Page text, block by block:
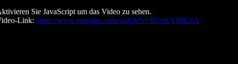
Sie JavaScript um das Video zu sehen.
Link: https://www.youtube.com/watch?v=TGnKVfffUvA